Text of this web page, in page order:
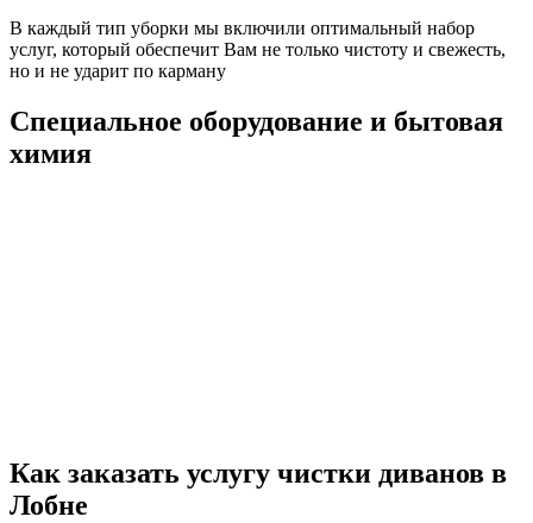
В каждый тип уборки мы включили оптимальный набор
услуг, который обеспечит Вам не только чистоту и свежесть,
но и не ударит по карману
Специальное оборудование и бытовая
химия
Как заказать услугу чистки диванов в
Лобне